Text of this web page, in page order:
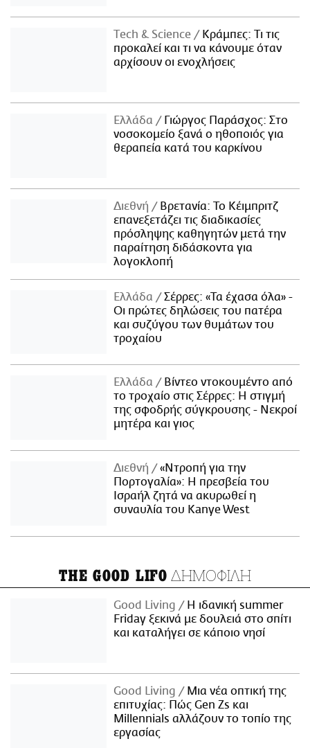
Τech & Science
Κράμπες: Τι τις
προκαλεί και τι να κάνουμε όταν
αρχίσουν οι ενοχλήσεις
Ελλάδα
Γιώργος Παράσχος: Στο
νοσοκομείο ξανά ο ηθοποιός για
θεραπεία κατά του καρκίνου
Διεθνή
Βρετανία: Το Κέιμπριτζ
επανεξετάζει τις διαδικασίες
πρόσληψης καθηγητών μετά την
παραίτηση διδάσκοντα για
λογοκλοπή
Ελλάδα
Σέρρες: «Τα έχασα όλα» -
Οι πρώτες δηλώσεις του πατέρα
και συζύγου των θυμάτων του
τροχαίου
Ελλάδα
Βίντεο ντοκουμέντο από
το τροχαίο στις Σέρρες: Η στιγμή
της σφοδρής σύγκρουσης - Νεκροί
μητέρα και γιος
Διεθνή
«Ντροπή για την
Πορτογαλία»: Η πρεσβεία του
Ισραήλ ζητά να ακυρωθεί η
συναυλία του Kanye West
THE GOOD LIFO ΔΗΜΟΦΙΛΗ
Good Living
Η ιδανική summer
Friday ξεκινά με δουλειά στο σπίτι
και καταλήγει σε κάποιο νησί
Good Living
Μια νέα οπτική της
επιτυχίας: Πώς Gen Zs και
Millennials αλλάζουν το τοπίο της
εργασίας